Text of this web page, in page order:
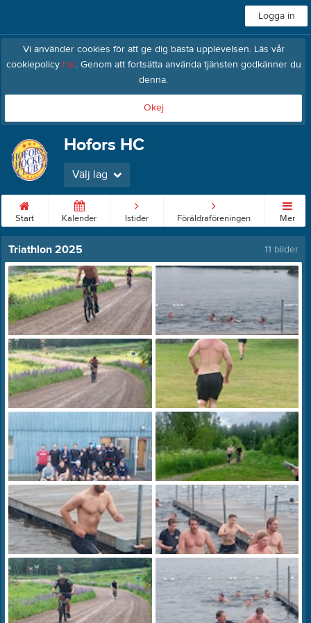
Logga in
Vi använder cookies för att ge dig bästa upplevelsen. Läs vår
cookiepolicy här. Genom att fortsätta använda tjänsten godkänner du
denna.
Okej
Hofors HC
Välj lag
Start Kalender Istider Föräldraföreningen Mer
Triathlon 2025 11 bilder